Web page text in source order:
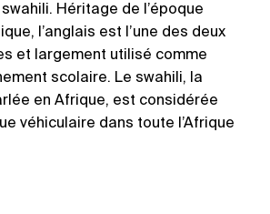
Héritage de l’époque
l’anglais est l’une des deux
et largement utilisé comme
scolaire. Le swahili, la
en Afrique, est considérée
véhiculaire dans toute l’Afrique